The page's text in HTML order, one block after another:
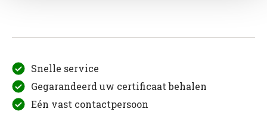
Snelle service
Gegarandeerd uw certificaat behalen
Eén vast contactpersoon